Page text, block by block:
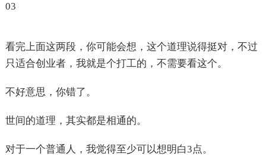
03
看完上面这两段，你可能会想，这个道理说得挺对，不过
只适合创业者，我就是个打工的，不需要看这个。
不好意思，你错了。
世间的道理，其实都是相通的。
对于一个普通人，我觉得至少可以想明白3点。